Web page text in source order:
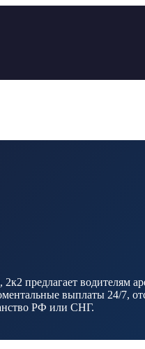
предлагает водителям
выплаты 24/7,
РФ или СНГ.